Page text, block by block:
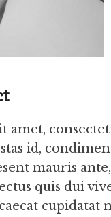
amet,
id,
mauris
quis dui